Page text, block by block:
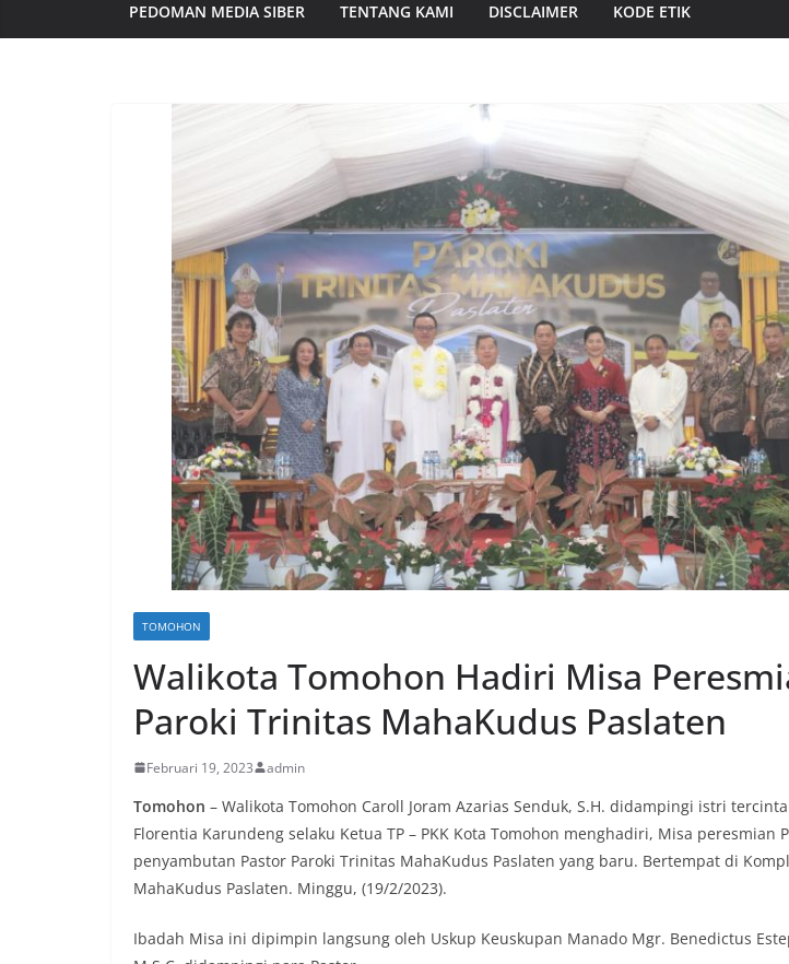
PEDOMAN MEDIA SIBER TENTANG KAMI DISCLAIMER KODE ETIK
TOMOHON
Walikota Tomohon Hadiri Misa
Paroki Trinitas MahaKudus Paslaten
Februari 19, 2023 admin
Tomohon – Walikota Tomohon Caroll Joram Azarias Senduk, S.H. didampingi istri tercinta
Florentia Karundeng selaku Ketua TP – PKK Kota Tomohon menghadiri, Misa peresmian
penyambutan Pastor Paroki Trinitas MahaKudus Paslaten yang baru. Bertempat di
MahaKudus Paslaten. Minggu, (19/2/2023).
Ibadah Misa ini dipimpin langsung oleh Uskup Keuskupan Manado Mgr. Benedictus